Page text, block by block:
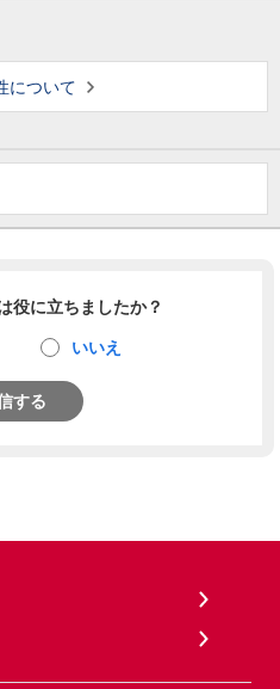
について
役に立ちましたか？
いいえ
する